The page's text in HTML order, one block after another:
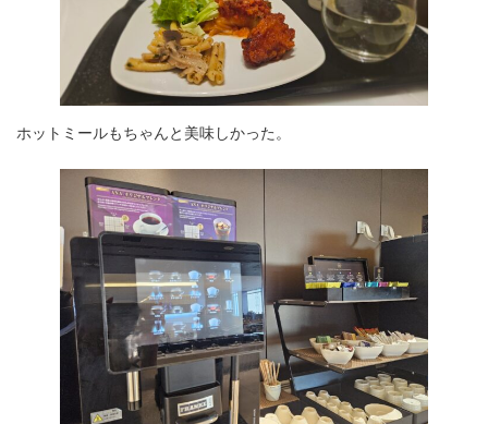
ホットミールもちゃんと美味しかった。